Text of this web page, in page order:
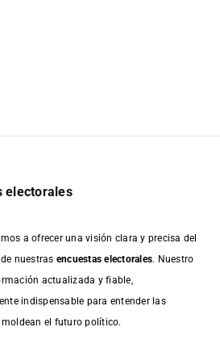
electorales
a ofrecer una visión clara y precisa del
nuestras encuestas electorales. Nuestro
actualizada y fiable,
indispensable para entender las
el futuro político.